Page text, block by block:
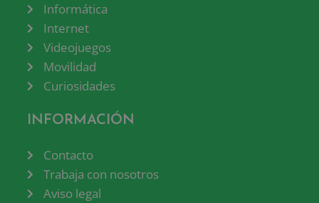
Informática
Internet
Videojuegos
Movilidad
Curiosidades
INFORMACIÓN
Contacto
Trabaja con nosotros
Aviso legal